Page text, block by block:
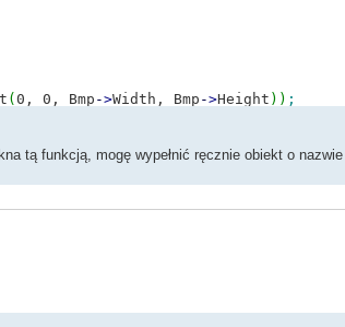
( 0, 0, Bmp ->Width, Bmp ->Height ) ) ;
tą funkcją, mogę wypełnić ręcznie obiekt o